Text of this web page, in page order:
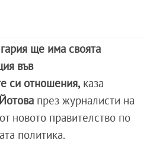
ще има своята
във
си отношения, каза
през журналисти на
новото правителство по
политика.